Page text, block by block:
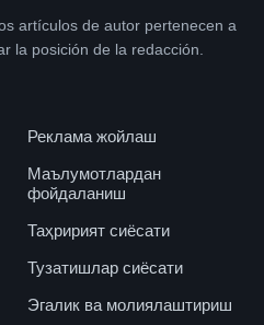
artículos de autor pertenecen a
la posición de la redacción.
Реклама жойлаш
Маълумотлардан
фойдаланиш
Таҳририят сиёсати
Тузатишлар сиёсати
Эгалик ва молиялаштириш